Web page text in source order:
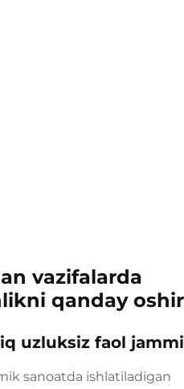
vazifalarda
qanday
uzluksiz faol
sanoatda ishlatiladigan